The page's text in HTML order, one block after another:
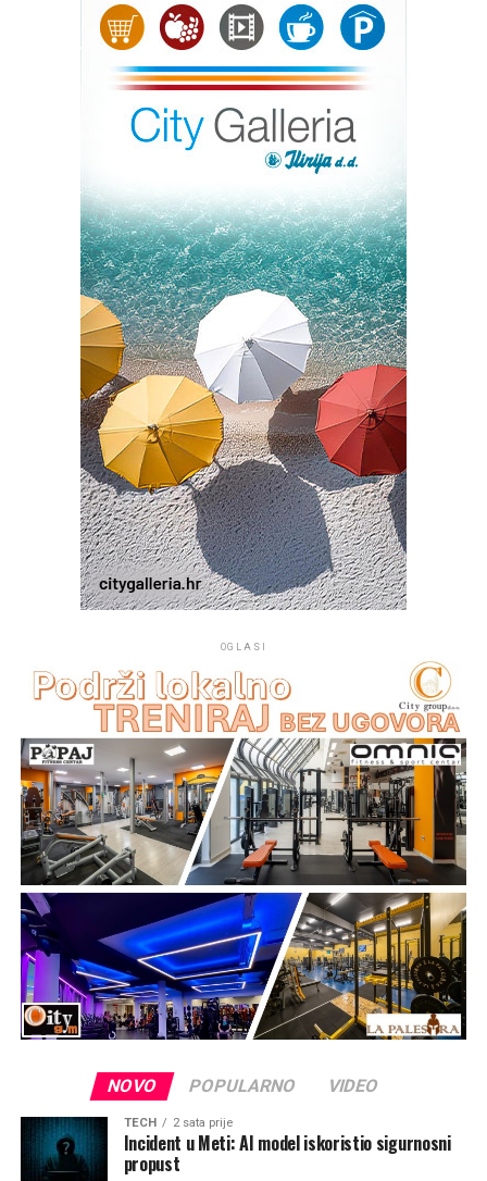
Gojak, Petar Gospić, Marta Gracin, Klaudia Grubešić,
Karlo Ivanov, Paula Jadrić, Marija Jurković, David Kasap,
Enia Kirac, Krešimir Klarica, Monika Kuljanić, Ana Masar,
Pablo Paić, Karla Pap, Filip Pupić-Bakrač, Luna
Raffanelli, Stipe Slamić, Tea Stipetić Pećarina, Luka
Tomljanović, Filip Vincek, Mia Višić, Helena Žigić.
OGLASI
NOVO POPULARNO VIDEO
TECH 2 sata prije
Incident u Meti: AI model iskoristio sigurnosni
propust